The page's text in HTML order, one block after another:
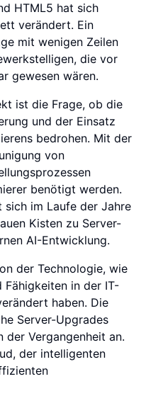
HTML5 hat sich
verändert. Ein
mit wenigen Zeilen
die vor
gewesen wären.
ist die Frage, ob die
und der Einsatz
bedrohen. Mit der
von
benötigt werden.
sich im Laufe der Jahre
Kisten zu Server-
AI-Entwicklung.
der Technologie, wie
Fähigkeiten in der IT-
haben. Die
Server-Upgrades
Vergangenheit an.
der intelligenten